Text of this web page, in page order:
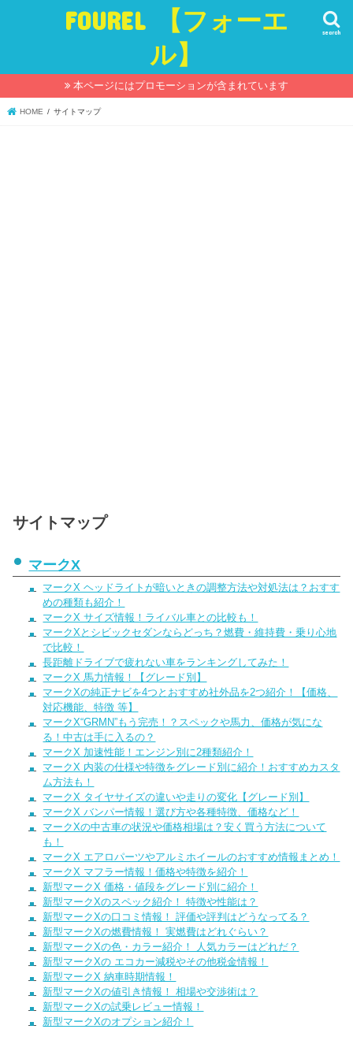
FOUREL 【フォーエ
ル】
search
本ページにはプロモーションが含まれています
HOME サイトマップ
サイトマップ
マークX
マークX ヘッドライトが暗いときの調整方法や対処法は？おすす
めの種類も紹介！
マークX サイズ情報！ライバル車との比較も！
マークXとシビックセダンならどっち？燃費・維持費・乗り心地
で比較！
長距離ドライブで疲れない車をランキングしてみた！
マークX 馬力情報！【グレード別】
マークXの純正ナビを4つとおすすめ社外品を2つ紹介！【価格、
対応機能、特徴 等】
マークX“GRMN”もう完売！？スペックや馬力、価格が気にな
る！中古は手に入るの？
マークX 加速性能！エンジン別に2種類紹介！
マークX 内装の仕様や特徴をグレード別に紹介！おすすめカスタ
ム方法も！
マークX タイヤサイズの違いや走りの変化【グレード別】
マークX バンパー情報！選び方や各種特徴、価格など！
マークXの中古車の状況や価格相場は？安く買う方法について
も！
マークX エアロパーツやアルミホイールのおすすめ情報まとめ！
マークX マフラー情報！価格や特徴を紹介！
新型マークX 価格・値段をグレード別に紹介！
新型マークXのスペック紹介！ 特徴や性能は？
新型マークXの口コミ情報！ 評価や評判はどうなってる？
新型マークXの燃費情報！ 実燃費はどれぐらい？
新型マークXの色・カラー紹介！ 人気カラーはどれだ？
新型マークXの エコカー減税やその他税金情報！
新型マークX 納車時期情報！
新型マークXの値引き情報！ 相場や交渉術は？
新型マークXの試乗レビュー情報！
新型マークXのオプション紹介！